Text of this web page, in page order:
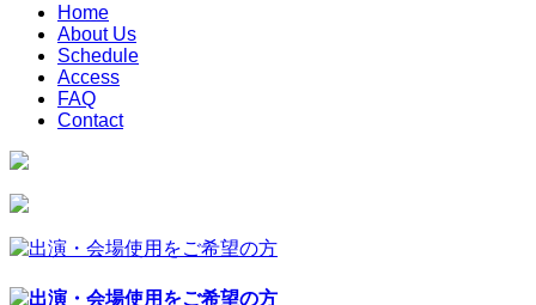
Home
About Us
Schedule
Access
FAQ
Contact